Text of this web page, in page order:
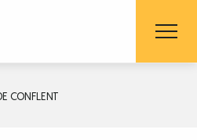
CONFLENT